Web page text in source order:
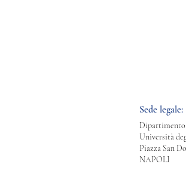
Sede legale:
Dipartimento
Università
Piazza San
NAPOLI